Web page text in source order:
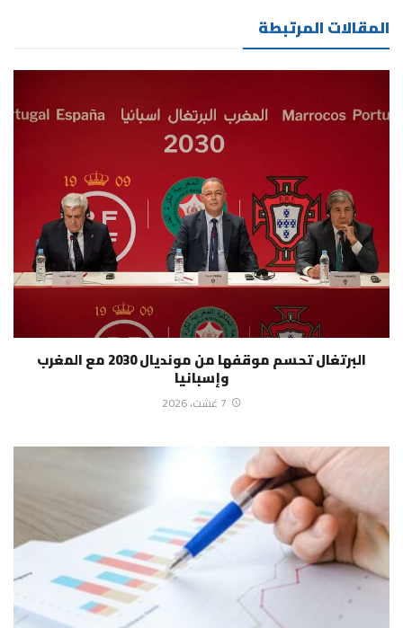
المقالات المرتبطة
البرتغال تحسم موقفها من مونديال 2030 مع المغرب
وإسبانيا
7 غشت، 2026